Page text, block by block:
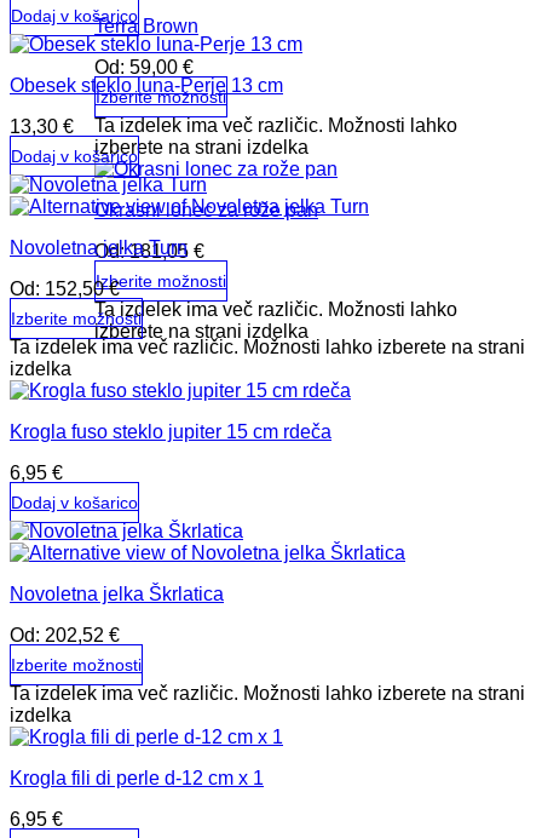
Terra Brown
Od: 59,00 €
Izberite možnosti
Ta izdelek ima več različic. Možnosti lahko
izberete na strani izdelka
Okrasni lonec za rože pan
Od:181,05 €
Izberite možnosti
Ta izdelek ima več različic. Možnosti lahko
izberete na strani izdelka
Dodaj v košarico
Obesek steklo luna-Perje 13 cm
13,30 €
Dodaj v košarico
Novoletna jelka Turn
Od: 152,50€
Izberite možnosti
Ta izdelek ima več različic. Možnosti lahko izberete na strani
izdelka
Krogla fuso steklo jupiter 15 cm rdeča
6,95 €
Dodaj v košarico
Novoletna jelka Škrlatica
Od: 202,52 €
Izberite možnosti
Ta izdelek ima več različic. Možnosti lahko izberete na strani
izdelka
Krogla fili di perle d-12 cm x 1
6,95 €